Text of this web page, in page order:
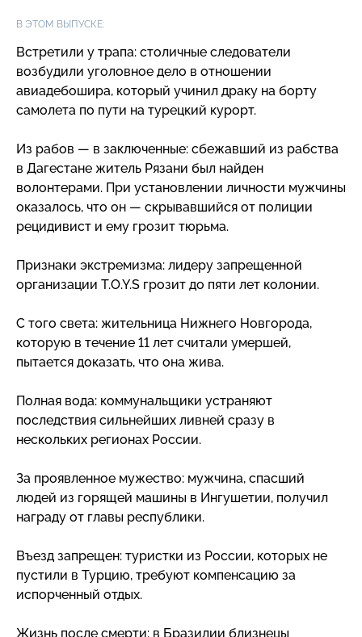
В ЭТОМ ВЫПУСКЕ:
Встретили у трапа: столичные следователи
возбудили уголовное дело в отношении
авиадебошира, который учинил драку на борту
самолета по пути на турецкий курорт.
Из рабов — в заключенные: сбежавший из рабства
в Дагестане житель Рязани был найден
волонтерами. При установлении личности мужчины
оказалось, что он — скрывавшийся от полиции
рецидивист и ему грозит тюрьма.
Признаки экстремизма: лидеру запрещенной
организации T.O.Y.S грозит до пяти лет колонии.
С того света: жительница Нижнего Новгорода,
которую в течение 11 лет считали умершей,
пытается доказать, что она жива.
Полная вода: коммунальщики устраняют
последствия сильнейших ливней сразу в
нескольких регионах России.
За проявленное мужество: мужчина, спасший
людей из горящей машины в Ингушетии, получил
награду от главы республики.
Въезд запрещен: туристки из России, которых не
пустили в Турцию, требуют компенсацию за
испорченный отдых.
Жизнь после смерти: в Бразилии близнецы